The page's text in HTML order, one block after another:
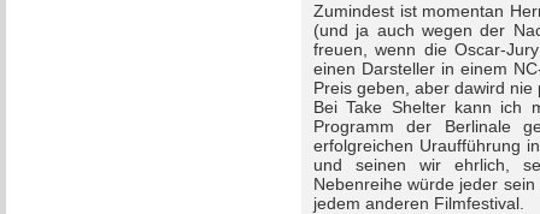
Zumindest ist momentan
(und ja auch wegen der
freuen, wenn die Oscar-
einen Darsteller in einem
Preis geben, aber dawird nie
Bei Take Shelter kann ich
Programm der Berlinale
erfolgreichen Uraufführung
und seinen wir ehrlich,
Nebenreihe würde jeder
jedem anderen Filmfestival.